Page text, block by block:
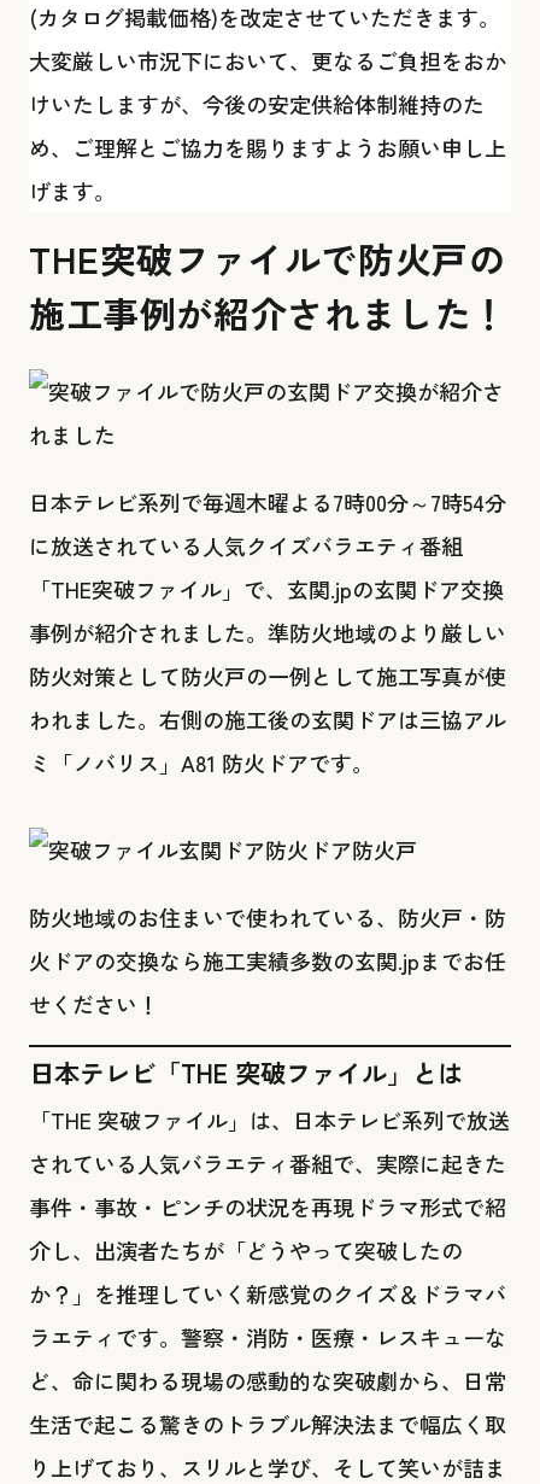
(カタログ掲載価格)を改定させていただきます。
大変厳しい市況下において、更なるご負担をおか
けいたしますが、今後の安定供給体制維持のた
め、ご理解とご協力を賜りますようお願い申し上
げます。
THE突破ファイルで防火戸の
施工事例が紹介されました！
日本テレビ系列で毎週木曜よる7時00分～7時54分
に放送されている人気クイズバラエティ番組
「THE突破ファイル」で、玄関.jpの玄関ドア交換
事例が紹介されました。準防火地域のより厳しい
防火対策として防火戸の一例として施工写真が使
われました。右側の施工後の玄関ドアは三協アル
ミ「ノバリス」A81 防火ドアです。
防火地域のお住まいで使われている、防火戸・防
火ドアの交換なら施工実績多数の玄関.jpまでお任
せください！
日本テレビ「THE 突破ファイル」とは
「THE 突破ファイル」は、日本テレビ系列で放送
されている人気バラエティ番組で、実際に起きた
事件・事故・ピンチの状況を再現ドラマ形式で紹
介し、出演者たちが「どうやって突破したの
か？」を推理していく新感覚のクイズ＆ドラマバ
ラエティです。警察・消防・医療・レスキューな
ど、命に関わる現場の感動的な突破劇から、日常
生活で起こる驚きのトラブル解決法まで幅広く取
り上げており、スリルと学び、そして笑いが詰ま